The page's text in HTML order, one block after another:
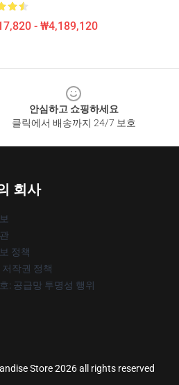
- ₩4,189,120
안심하고 쇼핑하세요
클릭에서 배송까지 24/7 보호
회사
정책
저작권 정책
: 공급망 투명성 행위
Store 2026 all rights reserved